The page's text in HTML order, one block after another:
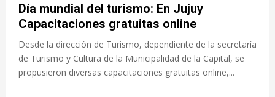
Día mundial del turismo: En Jujuy
Capacitaciones gratuitas online
Desde la dirección de Turismo, dependiente de la secretaría
de Turismo y Cultura de la Municipalidad de la Capital, se
propusieron diversas capacitaciones gratuitas online,...